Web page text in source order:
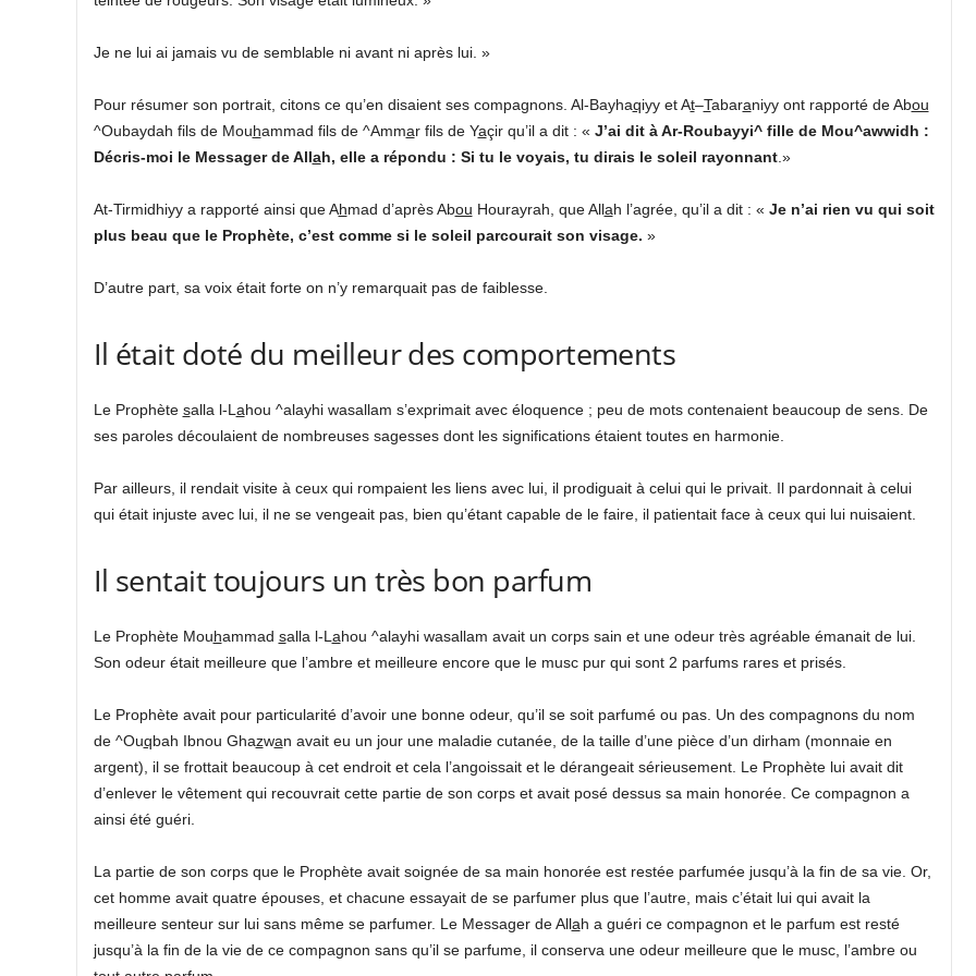
Je ne lui ai jamais vu de semblable ni avant ni après lui. »
Pour résumer son portrait, citons ce qu’en disaient ses compagnons. Al-Bayhaqiyy et At–Tabaraniyy ont rapporté de Abou
^Oubaydah fils de Mouhammad fils de ^Ammar fils de Yaçir qu’il a dit : « J’ai dit à Ar-Roubayyi^ fille de Mou^awwidh :
Décris-moi le Messager de Allah, elle a répondu : Si tu le voyais, tu dirais le soleil rayonnant.»
At-Tirmidhiyy a rapporté ainsi que Ahmad d’après Abou Hourayrah, que Allah l’agrée, qu’il a dit : « Je n’ai rien vu qui soit
plus beau que le Prophète, c’est comme si le soleil parcourait son visage. »
D’autre part, sa voix était forte on n’y remarquait pas de faiblesse.
Il était doté du meilleur des comportements
Le Prophète salla l-L ahou ^alayhi wasallam s’exprimait avec éloquence ; peu de mots contenaient beaucoup de sens. De
ses paroles découlaient de nombreuses sagesses dont les significations étaient toutes en harmonie.
Par ailleurs, il rendait visite à ceux qui rompaient les liens avec lui, il prodiguait à celui qui le privait. Il pardonnait à celui
qui était injuste avec lui, il ne se vengeait pas, bien qu’étant capable de le faire, il patientait face à ceux qui lui nuisaient.
Il sentait toujours un très bon parfum
Le Prophète Mouhammad salla l-L ahou ^alayhi wasallam avait un corps sain et une odeur très agréable émanait de lui.
Son odeur était meilleure que l’ambre et meilleure encore que le musc pur qui sont 2 parfums rares et prisés.
Le Prophète avait pour particularité d’avoir une bonne odeur, qu’il se soit parfumé ou pas. Un des compagnons du nom
de ^Ouqbah Ibnou Ghazwan avait eu un jour une maladie cutanée, de la taille d’une pièce d’un dirham (monnaie en
argent), il se frottait beaucoup à cet endroit et cela l’angoissait et le dérangeait sérieusement. Le Prophète lui avait dit
d’enlever le vêtement qui recouvrait cette partie de son corps et avait posé dessus sa main honorée. Ce compagnon a
ainsi été guéri.
La partie de son corps que le Prophète avait soignée de sa main honorée est restée parfumée jusqu’à la fin de sa vie. Or,
cet homme avait quatre épouses, et chacune essayait de se parfumer plus que l’autre, mais c’était lui qui avait la
meilleure senteur sur lui sans même se parfumer. Le Messager de Allah a guéri ce compagnon et le parfum est resté
jusqu’à la fin de la vie de ce compagnon sans qu’il se parfume, il conserva une odeur meilleure que le musc, l’ambre ou